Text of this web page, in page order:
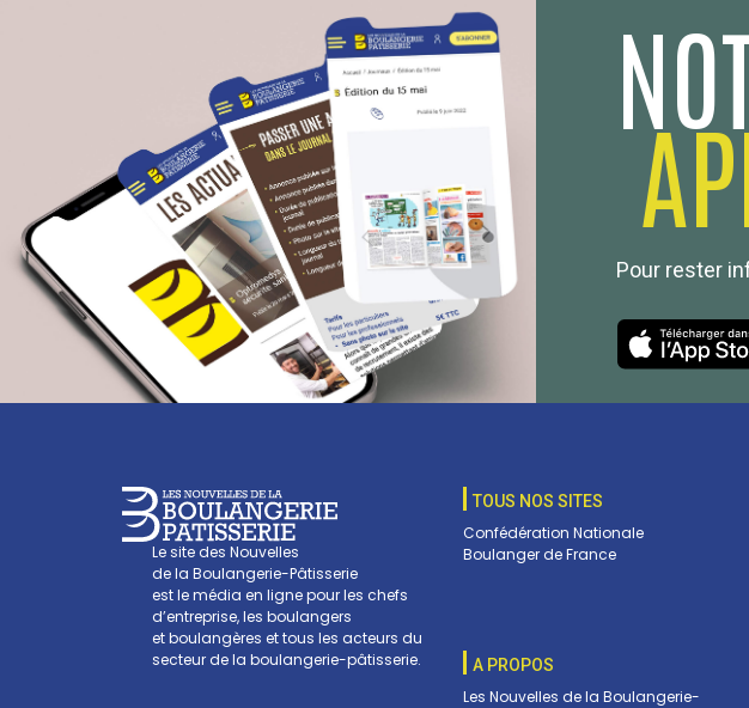
Pour rester
Le site des Nouvelles
de la Boulangerie-Pâtisserie
est le média en ligne pour les chefs
d’entreprise, les boulangers
et boulangères et tous les acteurs du
secteur de la boulangerie-pâtisserie.
TOUS NOS SITES
Confédération Nationale
Boulanger de France
A PROPOS
Les Nouvelles de la Boulangerie-